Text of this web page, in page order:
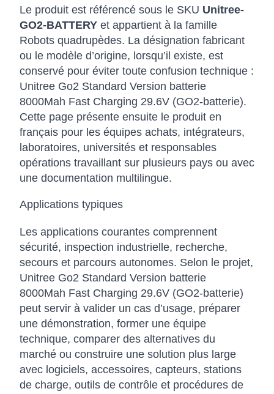
Le produit est référencé sous le SKU Unitree-
GO2-BATTERY et appartient à la famille
Robots quadrupèdes. La désignation fabricant
ou le modèle d’origine, lorsqu’il existe, est
conservé pour éviter toute confusion technique :
Unitree Go2 Standard Version batterie
8000Mah Fast Charging 29.6V (GO2-batterie).
Cette page présente ensuite le produit en
français pour les équipes achats, intégrateurs,
laboratoires, universités et responsables
opérations travaillant sur plusieurs pays ou avec
une documentation multilingue.
Applications typiques
Les applications courantes comprennent
sécurité, inspection industrielle, recherche,
secours et parcours autonomes. Selon le projet,
Unitree Go2 Standard Version batterie
8000Mah Fast Charging 29.6V (GO2-batterie)
peut servir à valider un cas d’usage, préparer
une démonstration, former une équipe
technique, comparer des alternatives du
marché ou construire une solution plus large
avec logiciels, accessoires, capteurs, stations
de charge, outils de contrôle et procédures de